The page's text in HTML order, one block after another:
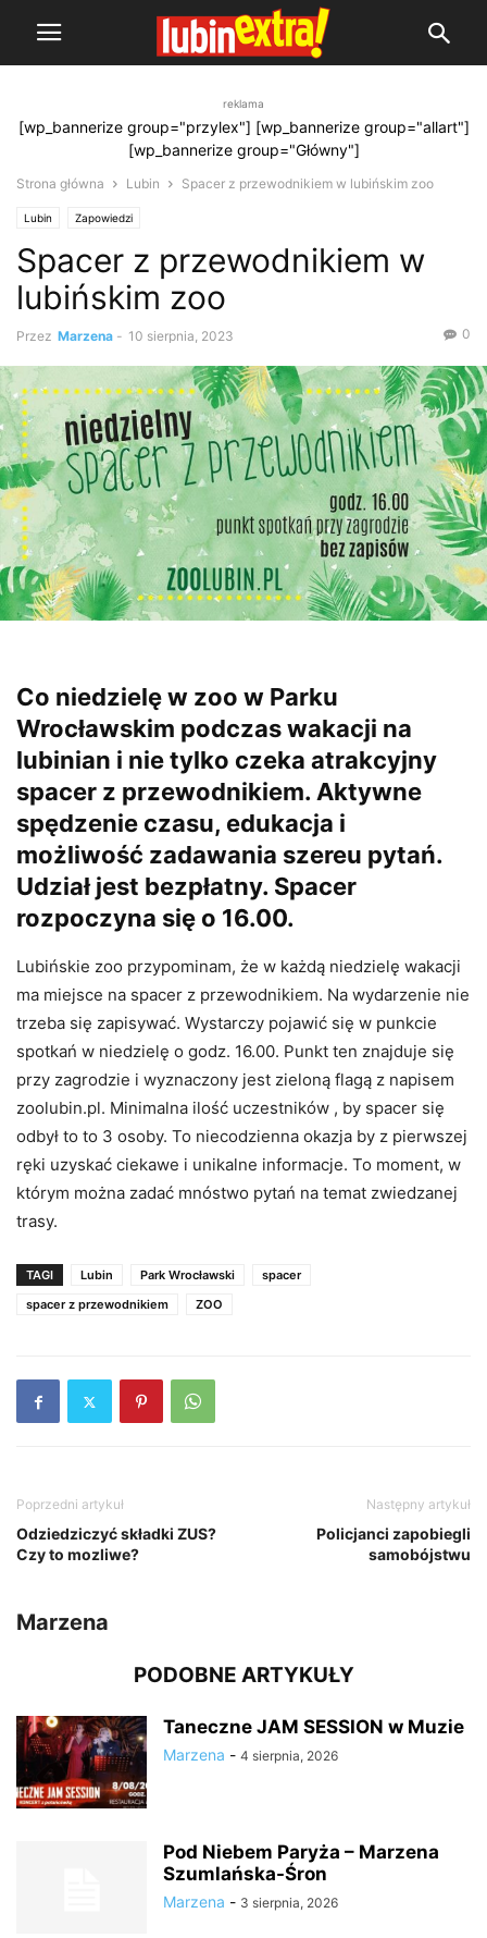
reklama
[wp_bannerize group="przylex"] [wp_bannerize group="allart"]
[wp_bannerize group="Główny"]
Strona główna Lubin Spacer z przewodnikiem w lubińskim zoo
Lubin Zapowiedzi
Spacer z przewodnikiem w
lubińskim zoo
Przez Marzena - 10 sierpnia, 2023 0
Co niedzielę w zoo w Parku
Wrocławskim podczas wakacji na
lubinian i nie tylko czeka atrakcyjny
spacer z przewodnikiem. Aktywne
spędzenie czasu, edukacja i
możliwość zadawania szereu pytań.
Udział jest bezpłatny. Spacer
rozpoczyna się o 16.00.
Lubińskie zoo przypominam, że w każdą niedzielę wakacji
ma miejsce na spacer z przewodnikiem. Na wydarzenie nie
trzeba się zapisywać. Wystarczy pojawić się w punkcie
spotkań w niedzielę o godz. 16.00. Punkt ten znajduje się
przy zagrodzie i wyznaczony jest zieloną flagą z napisem
zoolubin.pl. Minimalna ilość uczestników , by spacer się
odbył to to 3 osoby. To niecodzienna okazja by z pierwszej
ręki uzyskać ciekawe i unikalne informacje. To moment, w
którym można zadać mnóstwo pytań na temat zwiedzanej
trasy.
TAGI Lubin Park Wrocławski
spacer
spacer z przewodnikiem
ZOO
Poprzedni artykuł
Odziedziczyć składki ZUS?
Czy to mozliwe?
Następny artykuł
Policjanci zapobiegli
samobójstwu
Marzena
PODOBNE ARTYKUŁY
Taneczne JAM SESSION w Muzie
Marzena - 4 sierpnia, 2026
Pod Niebem Paryża – Marzena
Szumlańska-Śron
Marzena - 3 sierpnia, 2026